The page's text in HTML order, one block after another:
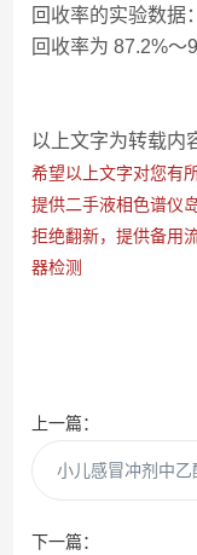
回收率的实验数据
回收率为 87.2%～
以上文字为转载内
希望以上文字对您有
提供二手液相色谱仪
拒绝翻新，提供备用
器检测
上一篇：
小儿感冒冲剂中
下一篇：